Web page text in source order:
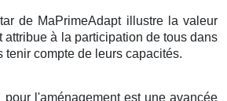
de MaPrimeAdapt illustre la valeur
attribue à la participation de tous dans
tenir compte de leurs capacités.
pour l'aménagement est une avancée